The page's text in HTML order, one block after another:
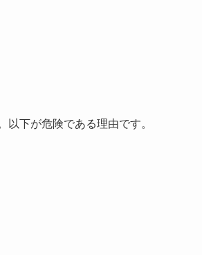
下が危険である理由です。